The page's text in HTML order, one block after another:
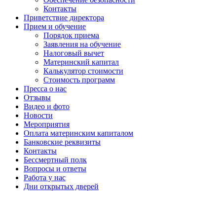
Контакты
Приветствие директора
Прием и обучение
Порядок приема
Заявления на обучение
Налоговый вычет
Материнский капитал
Калькулятор стоимости
Стоимость программ
Пресса о нас
Отзывы
Видео и фото
Новости
Мероприятия
Оплата материнским капиталом
Банковские реквизиты
Контакты
Бессмертный полк
Вопросы и ответы
Работа у нас
Дни открытых дверей